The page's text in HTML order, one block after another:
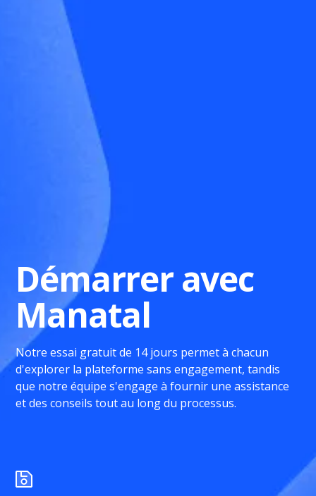
Démarrer avec
Manatal
Notre essai gratuit de 14 jours permet à chacun
d'explorer la plateforme sans engagement, tandis
que notre équipe s'engage à fournir une assistance
et des conseils tout au long du processus.